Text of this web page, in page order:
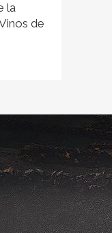
la
de